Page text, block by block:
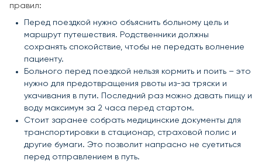
правил:
Перед поездкой нужно объяснить больному цель и
маршрут путешествия. Родственники должны
сохранять спокойствие, чтобы не передать волнение
пациенту.
Больного перед поездкой нельзя кормить и поить – это
нужно для предотвращения рвоты из-за тряски и
укачивания в пути. Последний раз можно давать пищу и
воду максимум за 2 часа перед стартом.
Стоит заранее собрать медицинские документы для
транспортировки в стационар, страховой полис и
другие бумаги. Это позволит напрасно не суетиться
перед отправлением в путь.